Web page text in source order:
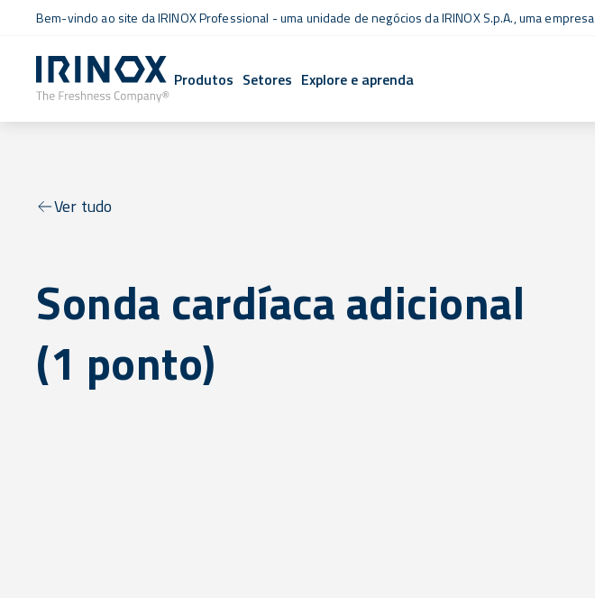
Bem-vindo ao site da IRINOX Professional - uma unidade de negócios da IRINOX S.p.A., uma empresa
Produtos Setores Explore e aprenda
Ver tudo
Sonda cardíaca adicional
(1 ponto)